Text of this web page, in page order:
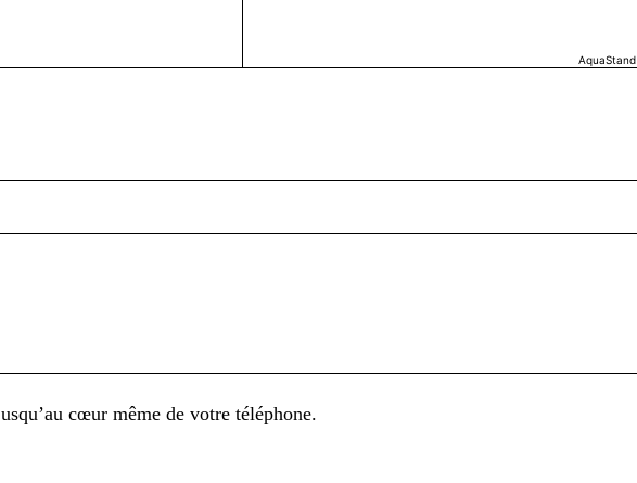
AquaStand
cœur même de votre téléphone.